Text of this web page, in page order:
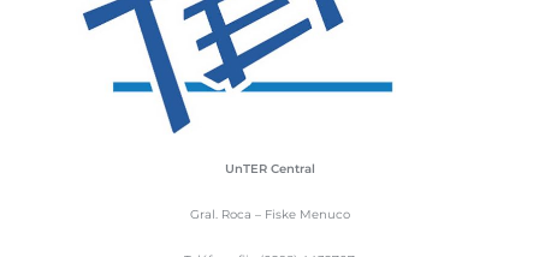
UnTER Central
Gral. Roca – Fiske Menuco